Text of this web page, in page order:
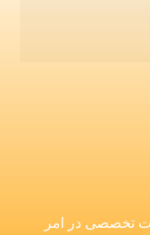
تخصصی در امر